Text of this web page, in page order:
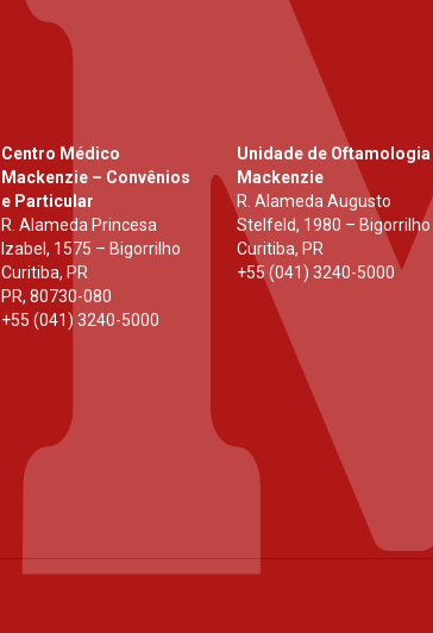
Centro Médico
Mackenzie – Convênios
e Particular
R. Alameda Princesa
Izabel, 1575 – Bigorrilho
Curitiba, PR
PR, 80730-080
+55 (041) 3240-5000
Unidade de Oftamologia
Mackenzie
R. Alameda Augusto
Stelfeld, 1980 – Bigorrilho
Curitiba, PR
+55 (041) 3240-5000